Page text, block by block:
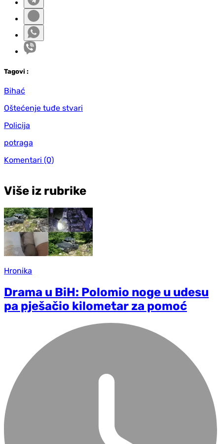
Tagovi :
Bihać
Oštećenje tuđe stvari
Policija
potraga
Komentari (0)
Više iz rubrike
Hronika
Drama u BiH: Polomio noge u udesu
pa pješačio kilometar za pomoć